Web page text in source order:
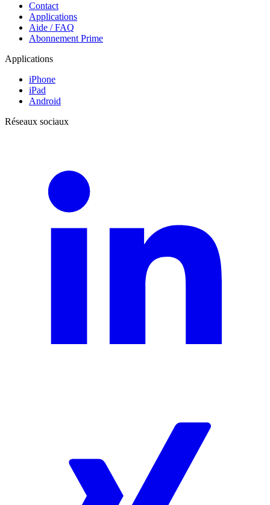
Contact
Applications
Aide / FAQ
Abonnement Prime
Applications
iPhone
iPad
Android
Réseaux sociaux